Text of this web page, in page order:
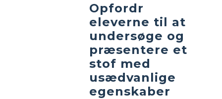
Opfordr
eleverne til at
undersøge og
præsentere et
stof med
usædvanlige
egenskaber